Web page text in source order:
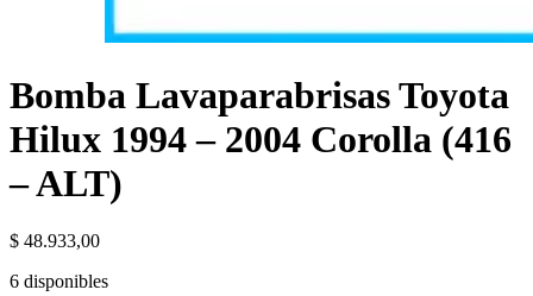
Bomba Lavaparabrisas Toyota
Hilux 1994 – 2004 Corolla (416
– ALT)
$ 48.933,00
6 disponibles